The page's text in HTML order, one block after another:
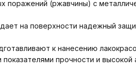
поражений (ржавчины) с
на поверхности надежный
к нанесению
прочности и